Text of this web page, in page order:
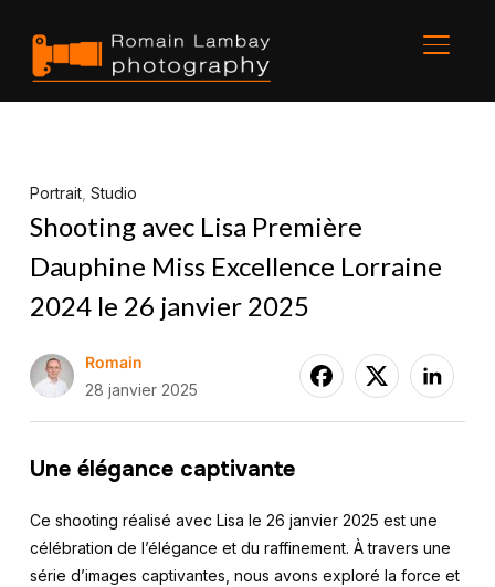
Portrait, Studio
Shooting avec Lisa Première
Dauphine Miss Excellence Lorraine
2024 le 26 janvier 2025
Romain
28 janvier 2025
Une élégance captivante
Ce shooting réalisé avec Lisa le 26 janvier 2025 est une
célébration de l’élégance et du raffinement. À travers une
série d’images captivantes, nous avons exploré la force et